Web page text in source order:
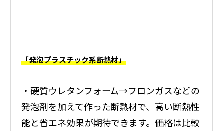
「発泡プラスチック系断熱材」
・硬質ウレタンフォーム→フロンガスなどの
発泡剤を加えて作った断熱材で、高い断熱性
能と省エネ効果が期待できます。価格は比較